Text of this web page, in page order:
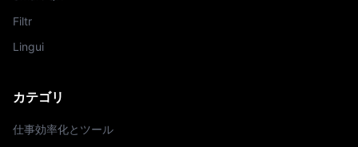
Filtr
Lingui
カテゴリ
仕事効率化とツール